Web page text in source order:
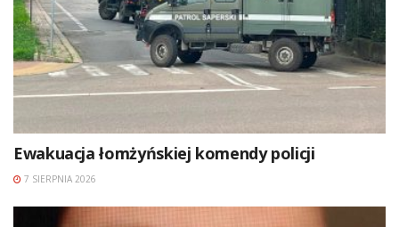
Ewakuacja łomżyńskiej komendy policji
7 SIERPNIA 2026